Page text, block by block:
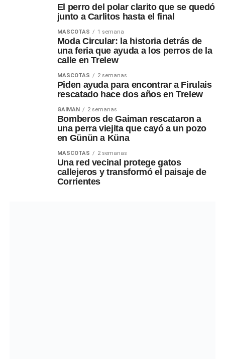
El perro del polar clarito que se quedó
junto a Carlitos hasta el final
MASCOTAS 1 semana
Moda Circular: la historia detrás de
una feria que ayuda a los perros de la
calle en Trelew
MASCOTAS 2 semanas
Piden ayuda para encontrar a Firulais
rescatado hace dos años en Trelew
GAIMAN 2 semanas
Bomberos de Gaiman rescataron a
una perra viejita que cayó a un pozo
en Günün a Küna
MASCOTAS 2 semanas
Una red vecinal protege gatos
callejeros y transformó el paisaje de
Corrientes